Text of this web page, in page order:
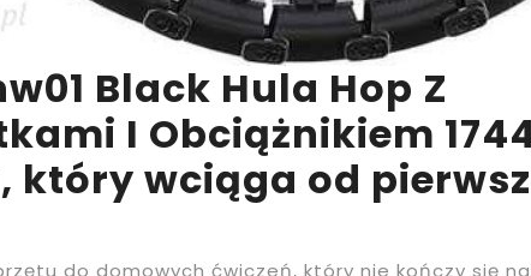
Black Hula Hop Z
I Obciążnikiem
który wciąga od